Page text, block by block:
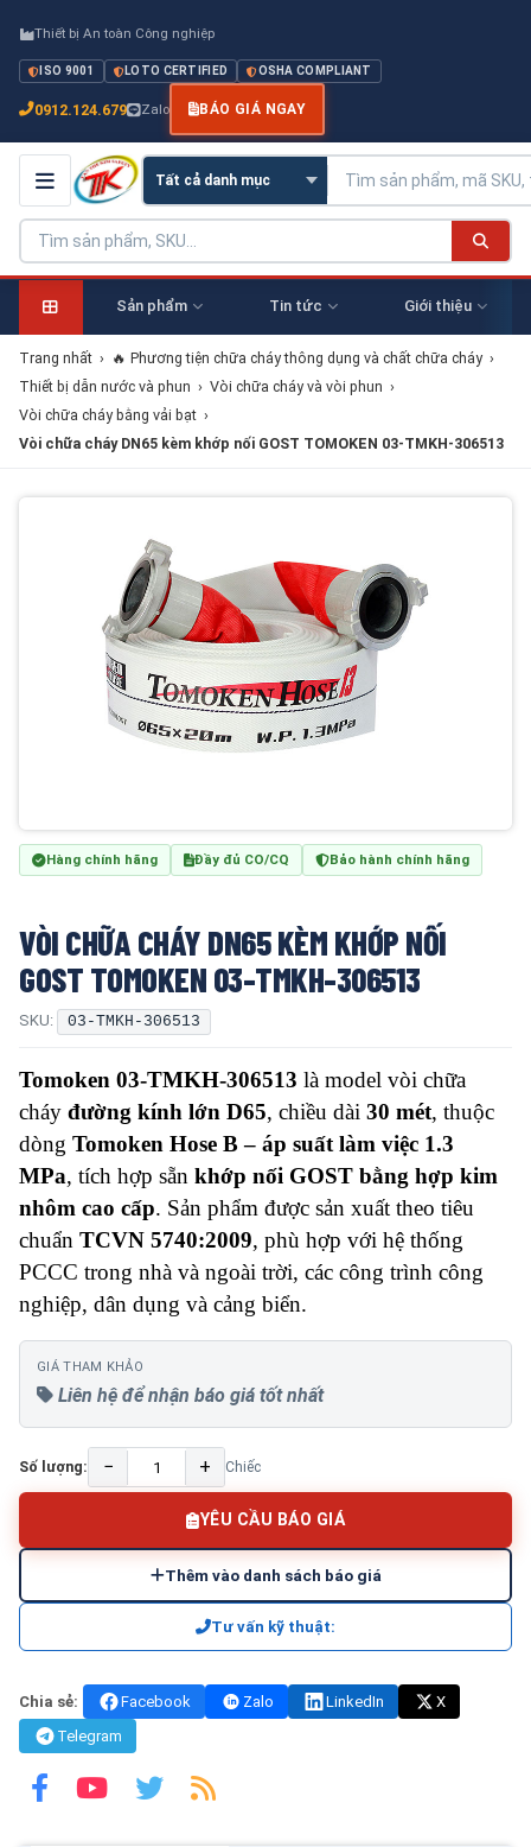
Thiết bị An toàn Công nghiệp
ISO 9001 LOTO CERTIFIED OSHA COMPLIANT
0912.124.679 Zalo BÁO GIÁ NGAY
Sản phẩm Tin tức Giới thiệu
Trang nhất › 🔥 Phương tiện chữa cháy thông dụng và chất chữa cháy ›
Thiết bị dẫn nước và phun › Vòi chữa cháy và vòi phun ›
Vòi chữa cháy bằng vải bạt ›
Vòi chữa cháy DN65 kèm khớp nối GOST TOMOKEN 03-TMKH-306513
Hàng chính hãng Đầy đủ CO/CQ Bảo hành chính hãng
VÒI CHỮA CHÁY DN65 KÈM KHỚP NỐI
GOST TOMOKEN 03-TMKH-306513
SKU: 03-TMKH-306513
Tomoken 03-TMKH-306513 là model vòi chữa
cháy đường kính lớn D65, chiều dài 30 mét, thuộc
dòng Tomoken Hose B – áp suất làm việc 1.3
MPa, tích hợp sẵn khớp nối GOST bằng hợp kim
nhôm cao cấp. Sản phẩm được sản xuất theo tiêu
chuẩn TCVN 5740:2009, phù hợp với hệ thống
PCCC trong nhà và ngoài trời, các công trình công
nghiệp, dân dụng và cảng biển.
GIÁ THAM KHẢO
Liên hệ để nhận báo giá tốt nhất
Số lượng: − + Chiếc
YÊU CẦU BÁO GIÁ
Thêm vào danh sách báo giá
Tư vấn kỹ thuật:
Chia sẻ: Facebook Zalo LinkedIn
X
Telegram